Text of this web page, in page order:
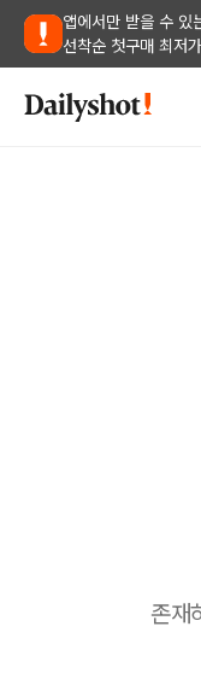
앱에서만 받을 수 있
선착순 첫구매 최저
존재